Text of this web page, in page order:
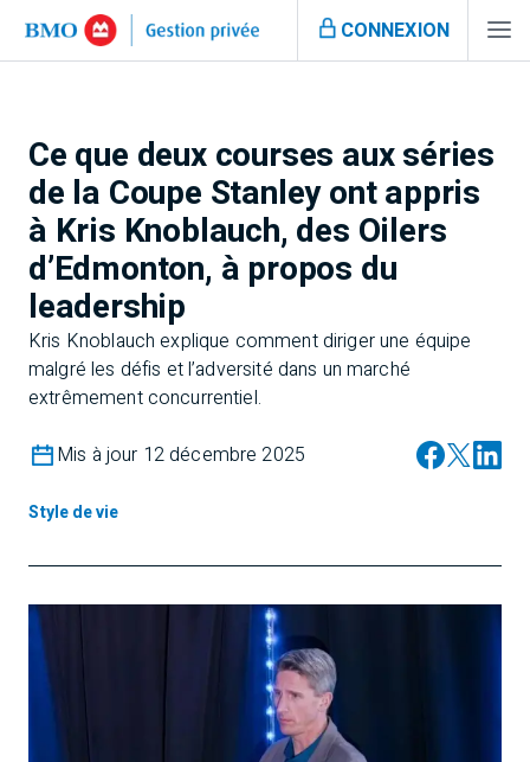
CONNEXION
Ce que deux courses aux séries
de la Coupe Stanley ont appris
à Kris Knoblauch, des Oilers
d’Edmonton, à propos du
leadership
Kris Knoblauch explique comment diriger une équipe
malgré les défis et l’adversité dans un marché
extrêmement concurrentiel.
Mis à jour 12 décembre 2025
Style de vie